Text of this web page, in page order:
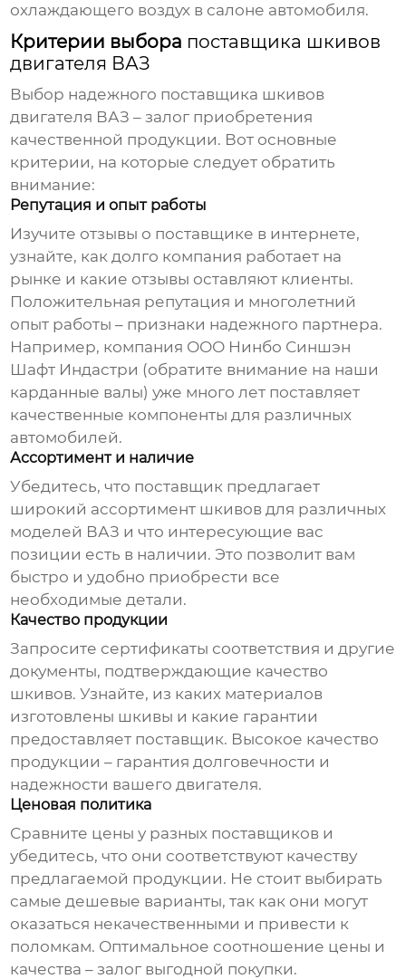
охлаждающего воздух в салоне автомобиля.
Критерии выбора поставщика шкивов
двигателя ВАЗ
Выбор надежного поставщика шкивов
двигателя ВАЗ – залог приобретения
качественной продукции. Вот основные
критерии, на которые следует обратить
внимание:
Репутация и опыт работы
Изучите отзывы о поставщике в интернете,
узнайте, как долго компания работает на
рынке и какие отзывы оставляют клиенты.
Положительная репутация и многолетний
опыт работы – признаки надежного партнера.
Например, компания ООО Нинбо Синшэн
Шафт Индастри (обратите внимание на наши
карданные валы) уже много лет поставляет
качественные компоненты для различных
автомобилей.
Ассортимент и наличие
Убедитесь, что поставщик предлагает
широкий ассортимент шкивов для различных
моделей ВАЗ и что интересующие вас
позиции есть в наличии. Это позволит вам
быстро и удобно приобрести все
необходимые детали.
Качество продукции
Запросите сертификаты соответствия и другие
документы, подтверждающие качество
шкивов. Узнайте, из каких материалов
изготовлены шкивы и какие гарантии
предоставляет поставщик. Высокое качество
продукции – гарантия долговечности и
надежности вашего двигателя.
Ценовая политика
Сравните цены у разных поставщиков и
убедитесь, что они соответствуют качеству
предлагаемой продукции. Не стоит выбирать
самые дешевые варианты, так как они могут
оказаться некачественными и привести к
поломкам. Оптимальное соотношение цены и
качества – залог выгодной покупки.